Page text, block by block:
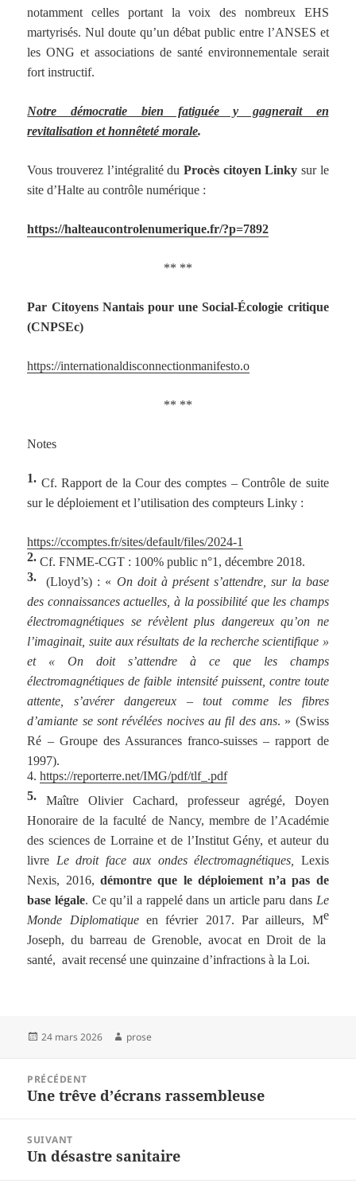
notamment celles portant la voix des nombreux EHS
martyrisés. Nul doute qu’un débat public entre l’ANSES et
les ONG et associations de santé environnementale serait
fort instructif.
Notre démocratie bien fatiguée y gagnerait en
revitalisation et honnêteté morale.
Vous trouverez l’intégralité du Procès citoyen Linky sur le
site d’Halte au contrôle numérique :
https://halteaucontrolenumerique.fr/?p=7892
** **
Par Citoyens Nantais pour une Social-Écologie critique
(CNPSEc)
https://internationaldisconnectionmanifesto.o
** **
Notes
1. Cf. Rapport de la Cour des comptes – Contrôle de suite
sur le déploiement et l’utilisation des compteurs Linky :
https://ccomptes.fr/sites/default/files/2024-1
2. Cf. FNME-CGT : 100% public n°1, décembre 2018.
3. (Lloyd’s) : « On doit à présent s’attendre, sur la base
des connaissances actuelles, à la possibilité que les champs
électromagnétiques se révèlent plus dangereux qu’on ne
l’imaginait, suite aux résultats de la recherche scientifique »
et « On doit s’attendre à ce que les champs
électromagnétiques de faible intensité puissent, contre toute
attente, s’avérer dangereux – tout comme les fibres
d’amiante se sont révélées nocives au fil des ans. » (Swiss
Ré – Groupe des Assurances franco-suisses – rapport de
1997).
4.https://reporterre.net/IMG/pdf/tlf_.pdf
5.Maître Olivier Cachard, professeur agrégé, Doyen
Honoraire de la faculté de Nancy, membre de l’Académie
des sciences de Lorraine et de l’Institut Gény, et auteur du
livre Le droit face aux ondes électromagnétiques, Lexis
Nexis, 2016, démontre que le déploiement n’a pas de
base légale. Ce qu’il a rappelé dans un article paru dans Le
Monde Diplomatiqueen février 2017. Par ailleurs, Me
Joseph, du barreau de Grenoble, avocat en Droit de la
santé, avait recensé une quinzaine d’infractions à la Loi.
Publié
24 mars 2026 Auteur
prose
l’article
PRÉCÉDENT
Article
Une trêve d’écrans rassembleuse
SUIVANT
Article
Un désastre sanitaire